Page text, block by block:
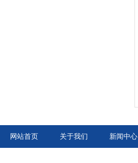
网站首页 关于我们 新闻中心